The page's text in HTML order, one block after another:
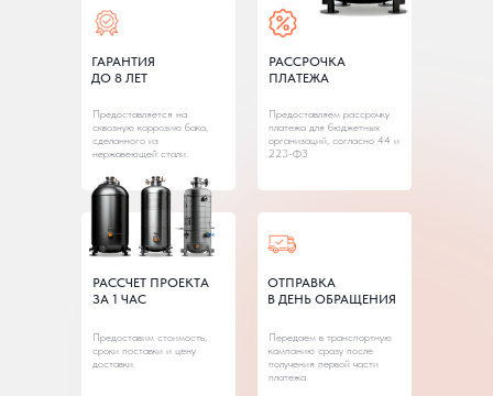
РАССРОЧКА
ПЛАТЕЖА
ОТПРАВКА
В ДЕНЬ ОБРАЩЕНИЯ
ГАРАНТИЯ
ДО 8 ЛЕТ
Предоставляем рассрочку
платежа для бюджетных
организаций, согласно 44 и
223-ФЗ
Передаем в транспортную
кампанию сразу после
получения первой части
платежа.
Предоставляется на
сквозную коррозию бака,
сделанного из
нержавеющей стали.
РАССЧЕТ ПРОЕКТА
ЗА 1 ЧАС
Предоставим стоимость,
сроки поставки и цену
доставки.